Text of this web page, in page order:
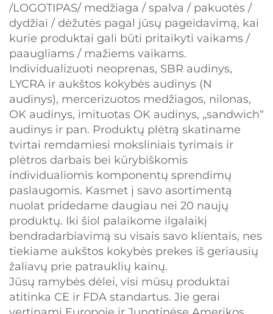
/LOGOTIPAS/ medžiaga / spalva / pakuotės /
dydžiai / dėžutės pagal jūsų pageidavimą, kai
kurie produktai gali būti pritaikyti vaikams /
paaugliams / mažiems vaikams.
Individualizuoti neoprenas, SBR audinys,
LYCRA ir aukštos kokybės audinys (N
audinys), mercerizuotos medžiagos, nilonas,
OK audinys, imituotas OK audinys, „sandwich“
audinys ir pan. Produktų plėtrą skatiname
tvirtai remdamiesi moksliniais tyrimais ir
plėtros darbais bei kūrybiškomis
individualiomis komponentų sprendimų
paslaugomis. Kasmet į savo asortimentą
nuolat pridedame daugiau nei 20 naujų
produktų. Iki šiol palaikome ilgalaikį
bendradarbiavimą su visais savo klientais, nes
tiekiame aukštos kokybės prekes iš geriausių
žaliavų prie patrauklių kainų.
Jūsų ramybės dėlei, visi mūsų produktai
atitinka CE ir FDA standartus. Jie gerai